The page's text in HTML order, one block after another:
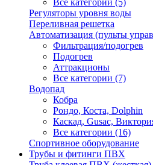
Все категории (5)
Регуляторы уровня воды
Переливная решетка
Автоматизация (пульты
Фильтрация/подогрев
Подогрев
Аттракционы
Все категории (7)
Водопад
Кобра
Рондо, Коста, Dolphin
Каскад, Gusac,
Все категории (16)
Спортивное оборудование
Трубы и фитинги ПВХ